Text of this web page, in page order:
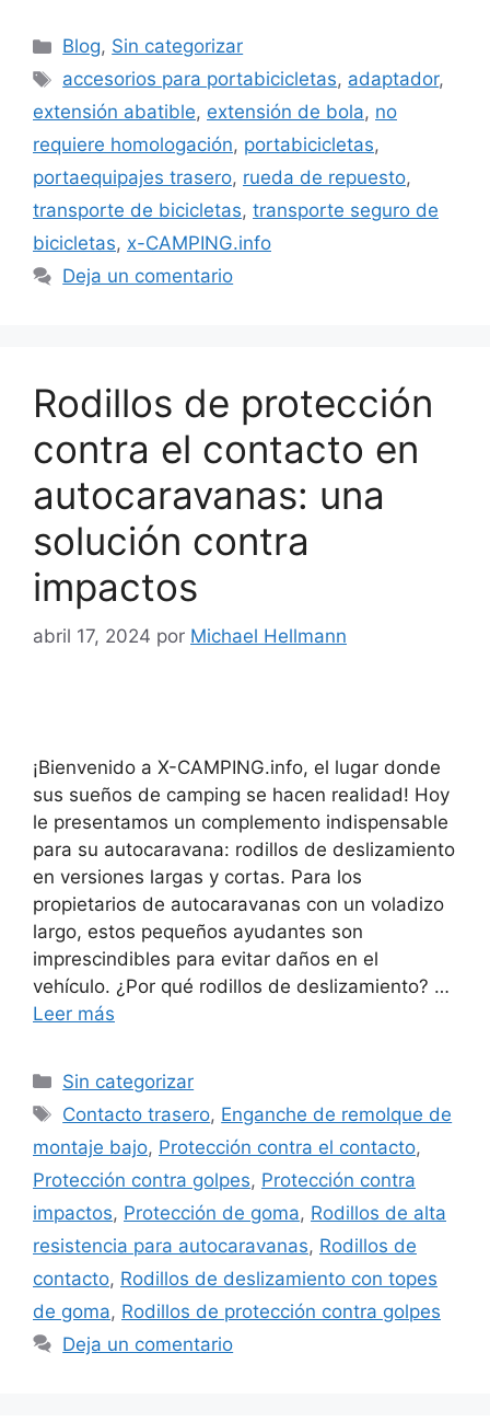
Categorías
Blog, Sin categorizar
Etiquetas
accesorios para portabicicletas, adaptador,
extensión abatible, extensión de bola, no
requiere homologación, portabicicletas,
portaequipajes trasero, rueda de repuesto,
transporte de bicicletas, transporte seguro de
bicicletas, x-CAMPING.info
Deja un comentario
Rodillos de protección
contra el contacto en
autocaravanas: una
solución contra
impactos
abril 17, 2024 por Michael Hellmann
¡Bienvenido a X-CAMPING.info, el lugar donde
sus sueños de camping se hacen realidad! Hoy
le presentamos un complemento indispensable
para su autocaravana: rodillos de deslizamiento
en versiones largas y cortas. Para los
propietarios de autocaravanas con un voladizo
largo, estos pequeños ayudantes son
imprescindibles para evitar daños en el
vehículo. ¿Por qué rodillos de deslizamiento? …
Leer más
Categorías
Sin categorizar
Etiquetas
Contacto trasero, Enganche de remolque de
montaje bajo, Protección contra el contacto,
Protección contra golpes, Protección contra
impactos, Protección de goma, Rodillos de alta
resistencia para autocaravanas, Rodillos de
contacto, Rodillos de deslizamiento con topes
de goma, Rodillos de protección contra golpes
Deja un comentario